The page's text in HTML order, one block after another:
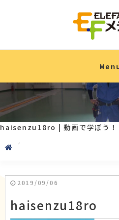
haisenzu18ro | 動画で学ぼう！
2019/09/06
haisenzu18ro